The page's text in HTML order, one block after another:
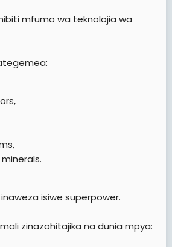
mfumo wa teknolojia wa
isiwe superpower.
zinazohitajika na dunia mpya: